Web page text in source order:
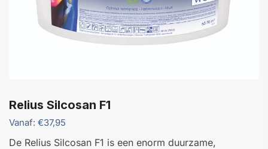
Relius Silcosan F1
Vanaf: €37,95
De Relius Silcosan F1 is een enorm duurzame,